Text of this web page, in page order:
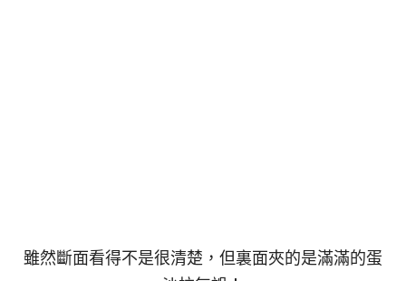
雖然斷面看得不是很清楚，但裏面夾的是滿滿的蛋